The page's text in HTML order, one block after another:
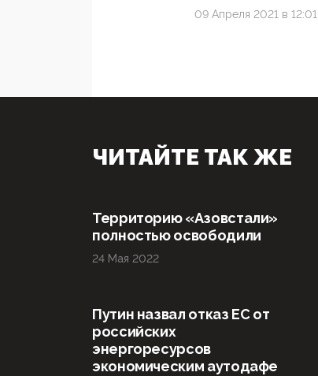
09 Апреля 2021 в 12:01
ЧИТАЙТЕ ТАК ЖЕ
Территорию «Азовстали»
полностью освободили
24 Мая 2022
Путин назвал отказ ЕС от
российских
энергоресурсов
экономическим аутодафе